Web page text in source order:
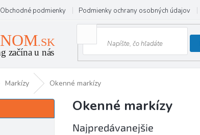
Obchodné podmienky Podmienky ochrany osobných údajov
Markízy Okenné markízy
Okenné markízy
Najpredávanejšie